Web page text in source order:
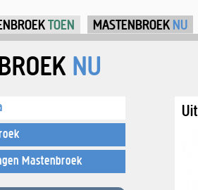
TOEN MASTENBROEK NU
NU
Mastenbroek